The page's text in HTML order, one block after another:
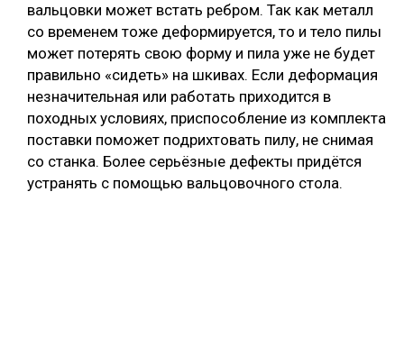
вальцовки может встать ребром. Так как металл
со временем тоже деформируется, то и тело пилы
может потерять свою форму и пила уже не будет
правильно «сидеть» на шкивах. Если деформация
незначительная или работать приходится в
походных условиях, приспособление из комплекта
поставки поможет подрихтовать пилу, не снимая
со станка. Более серьёзные дефекты придётся
устранять с помощью вальцовочного стола.